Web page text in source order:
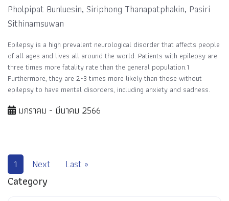
Pholpipat Bunluesin, Siriphong Thanapatphakin, Pasiri
Sithinamsuwan
Epilepsy is a high prevalent neurological disorder that affects people
of all ages and lives all around the world. Patients with epilepsy are
three times more fatality rate than the general population.1
Furthermore, they are 2-3 times more likely than those without
epilepsy to have mental disorders, including anxiety and sadness.
มกราคม - มีนาคม 2566
1 Next Last »
Category